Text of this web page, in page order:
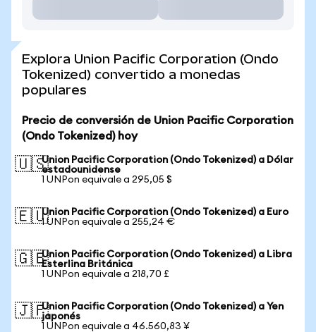
Explora Union Pacific Corporation (Ondo
Tokenized) convertido a monedas
populares
Precio de conversión de Union Pacific Corporation
(Ondo Tokenized) hoy
🇺🇸Union Pacific Corporation (Ondo Tokenized) a Dólar
estadounidense
1 UNPon equivale a 295,05 $
🇪🇺Union Pacific Corporation (Ondo Tokenized) a Euro
1 UNPon equivale a 255,24 €
🇬🇧Union Pacific Corporation (Ondo Tokenized) a Libra
Esterlina Británica
1 UNPon equivale a 218,70 £
🇯🇵Union Pacific Corporation (Ondo Tokenized) a Yen
japonés
1 UNPon equivale a 46.560,83 ¥